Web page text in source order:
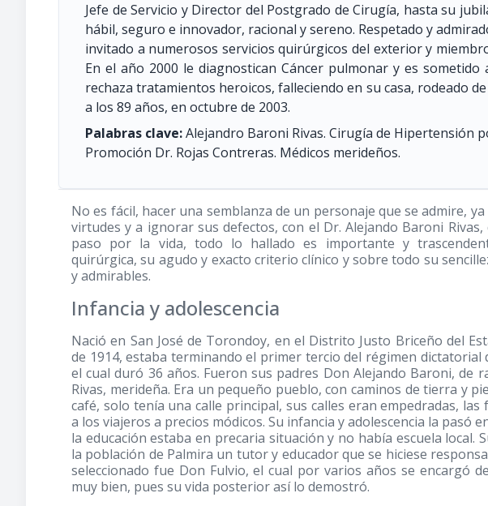
Jefe de Servicio y Director del Postgrado de Cirugía, hasta su
hábil, seguro e innovador, racional y sereno. Respetado y
invitado a numerosos servicios quirúrgicos del exterior y
En el año 2000 le diagnostican Cáncer pulmonar y es
rechaza tratamientos heroicos, falleciendo en su casa, rodeado
a los 89 años, en octubre de 2003.
Palabras clave:Alejandro Baroni Rivas. Cirugía de Hipertensión
Promoción Dr. Rojas Contreras. Médicos merideños.
No es fácil, hacer una semblanza de un personaje que se admire,
virtudes y a ignorar sus defectos, con el Dr. Alejando Baroni
paso por la vida, todo lo hallado es importante y
quirúrgica, su agudo y exacto criterio clínico y sobre todo su
y admirables.
Infancia y adolescencia
Nació en San José de Torondoy, en el Distrito Justo Briceño del
de 1914, estaba terminando el primer tercio del régimen dictatorial
el cual duró 36 años. Fueron sus padres Don Alejando Baroni, de
Rivas, merideña. Era un pequeño pueblo, con caminos de tierra y
café, solo tenía una calle principal, sus calles eran empedradas,
a los viajeros a precios módicos. Su infancia y adolescencia la pasó
la educación estaba en precaria situación y no había escuela local.
la población de Palmira un tutor y educador que se hiciese
seleccionado fue Don Fulvio, el cual por varios años se encargó
muy bien, pues su vida posterior así lo demostró.